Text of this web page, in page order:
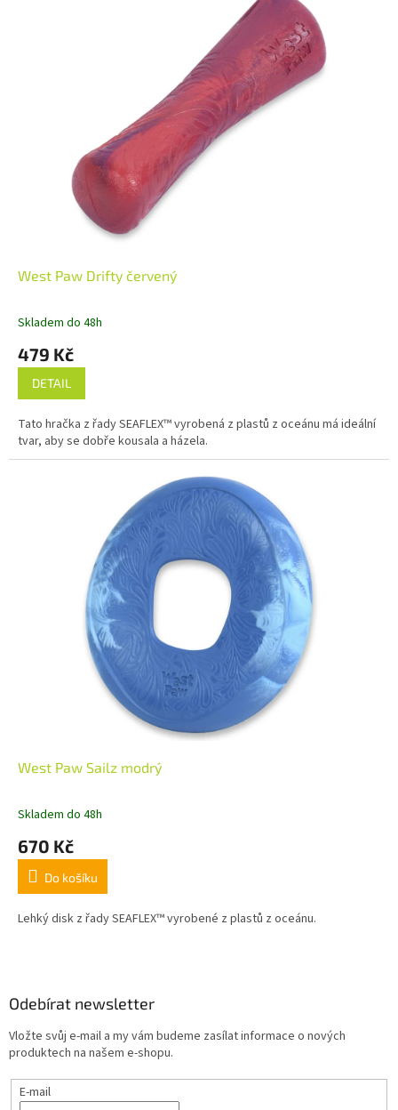
West Paw Drifty červený
Skladem do 48h
479 Kč
DETAIL
Tato hračka z řady SEAFLEX™ vyrobená z plastů z oceánu má ideální
tvar, aby se dobře kousala a házela.
West Paw Sailz modrý
Skladem do 48h
670 Kč
Do košíku
Lehký disk z řady SEAFLEX™ vyrobené z plastů z oceánu.
Odebírat newsletter
Vložte svůj e-mail a my vám budeme zasílat informace o nových
produktech na našem e-shopu.
E-mail